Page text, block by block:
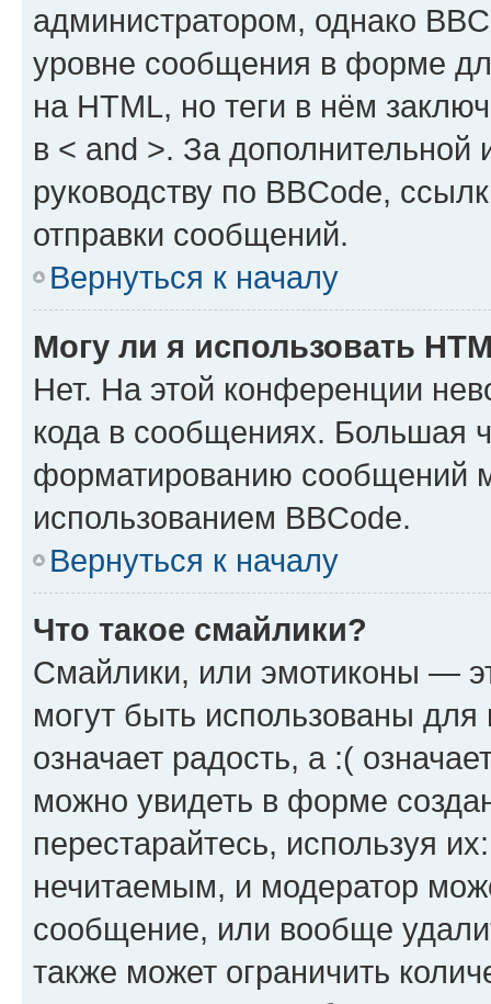
администратором, однако
уровне сообщения в форме
на HTML, но теги в нём
в < and >. За
руководству по BBCode,
отправки сообщений.
Вернуться к началу
Могу ли я использовать
Нет. На этой конференции
кода в сообщениях. Большая
форматированию сообщений
использованием BBCode.
Вернуться к началу
Что такое смайлики?
Смайлики, или эмотиконы —
могут быть использованы
означает радость, а :(
можно увидеть в форме
перестарайтесь, используя
нечитаемым, и модератор
сообщение, или вообще
также может ограничить